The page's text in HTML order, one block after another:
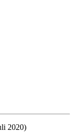
2020)